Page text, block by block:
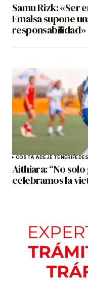
Samu Rizk: «Ser
Emalsa supone
responsabilidad»
COSTA ADEJE TENERIFE
Aithiara: “No
celebramos la